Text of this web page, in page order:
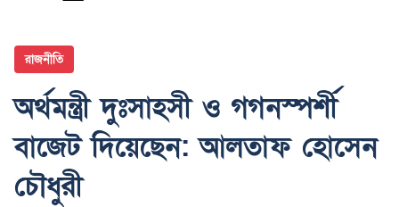
রাজনীতি
অর্থমন্ত্রী দুঃসাহসী ও গগনস্পর্শী
বাজেট দিয়েছেন: আলতাফ হোসেন
চৌধুরী